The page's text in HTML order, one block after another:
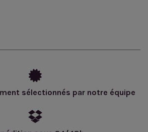
sélectionnés par notre équipe